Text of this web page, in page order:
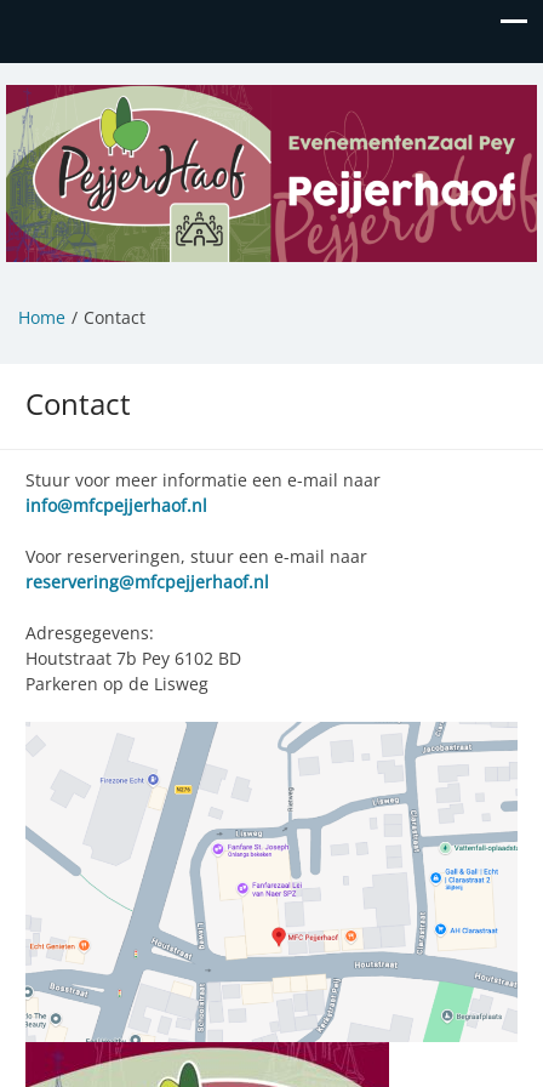
Home Contact
Contact
Stuur voor meer informatie een e-mail naar
info@mfcpejjerhaof.nl
Voor reserveringen, stuur een e-mail naar
reservering@mfcpejjerhaof.nl
Adresgegevens:
Houtstraat 7b Pey 6102 BD
Parkeren op de Lisweg